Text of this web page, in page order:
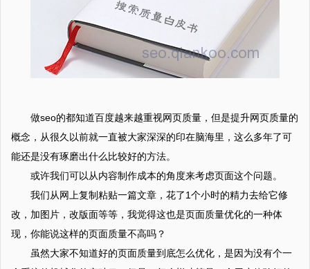
做seo的都知道百度越来越重视网页质量，但是提升网页质量的
概念，从很久以前就一直被大家深深的印在脑海里，这么多年了可
能还是没有琢磨出什么比较好的方法。
或许我们可以从内容制作成本的角度来考虑页面这个问题。
我们从网上复制粘贴一篇文章，花了1个小时的精力去给它修
改，加图片，改版面等等，我觉得这也是页面质量优化的一种体
现，你能说这样的页面质量不高吗？
虽然大家不知道好的页面质量到底怎么优化，是因为没有个一